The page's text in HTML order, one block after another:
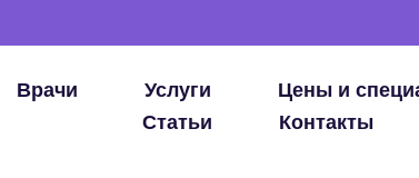
Врачи Услуги Цены и
Статьи
Контакты